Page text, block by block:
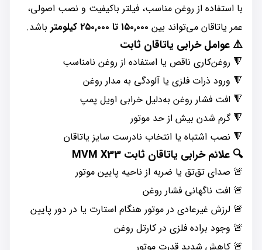
با استفاده از روغن مناسب، فیلتر باکیفیت و نصب اصولی،
عمر یاتاقان می‌تواند بین ۱۵۰,۰۰۰ تا ۲۵۰,۰۰۰ کیلومتر باشد.
⚠️ عوامل خرابی یاتاقان ثابت
🔻 روغن‌کاری ناقص یا استفاده از روغن نامناسب
🔻 ورود ذرات فلزی یا آلودگی به مدار روغن
🔻 افت فشار روغن به‌دلیل خرابی اویل پمپ
🔻 گرم شدن بیش از حد موتور
🔻 نصب اشتباه یا انتخاب نادرست سایز یاتاقان
🔍 علائم خرابی یاتاقان ثابت MVM X33
🚨 صدای تق‌تق یا ضربه از ناحیه پایین موتور
🚨 افت ناگهانی فشار روغن
🚨 لرزش غیرعادی در موتور هنگام استارت یا در دور پایین
🚨 وجود براده فلزی در کارتل روغن
🚨 کاهش شدید قدرت موتور